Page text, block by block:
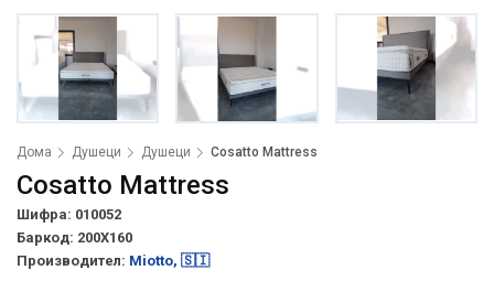
Дома Душеци Душеци Cosatto Mattress
Cosatto Mattress
Шифра: 010052
Баркод: 200X160
Производител: Miotto, 🇸🇮